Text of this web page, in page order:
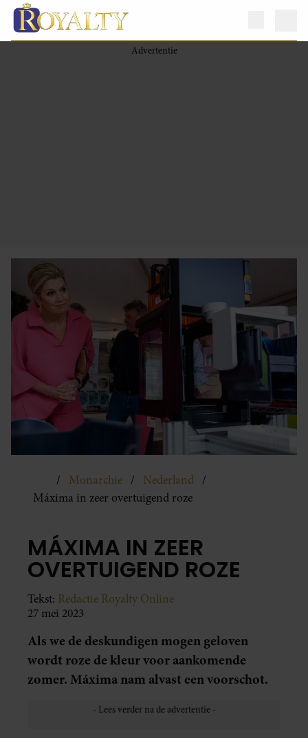
Monarchie
Nederland
Máxima in zeer overtuigend roze
MÁXIMA IN ZEER
OVERTUIGEND ROZE
Tekst: Redactie Royalty Online
27 mei 2023
Als we de deskundigen mogen geloven
wordt roze de kleur voor aankomende
zomer. Máxima nam alvast een voorschot.